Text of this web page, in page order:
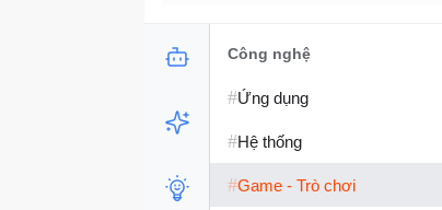
Công nghệ
#Ứng dụng
#Hệ thống
#Game - Trò chơi